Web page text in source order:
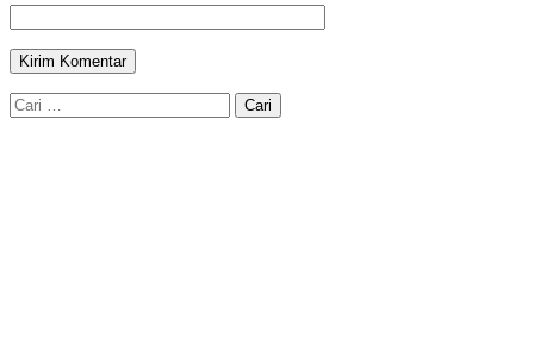
Cari
untuk: